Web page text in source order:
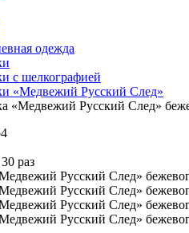
одежда
с шелкографией
«Медвежий Русский След»
«Медвежий Русский След»
раз